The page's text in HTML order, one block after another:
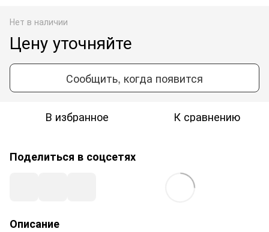
Нет в наличии
Цену уточняйте
Сообщить, когда появится
В избранное К сравнению
Поделиться в соцсетях
Описание